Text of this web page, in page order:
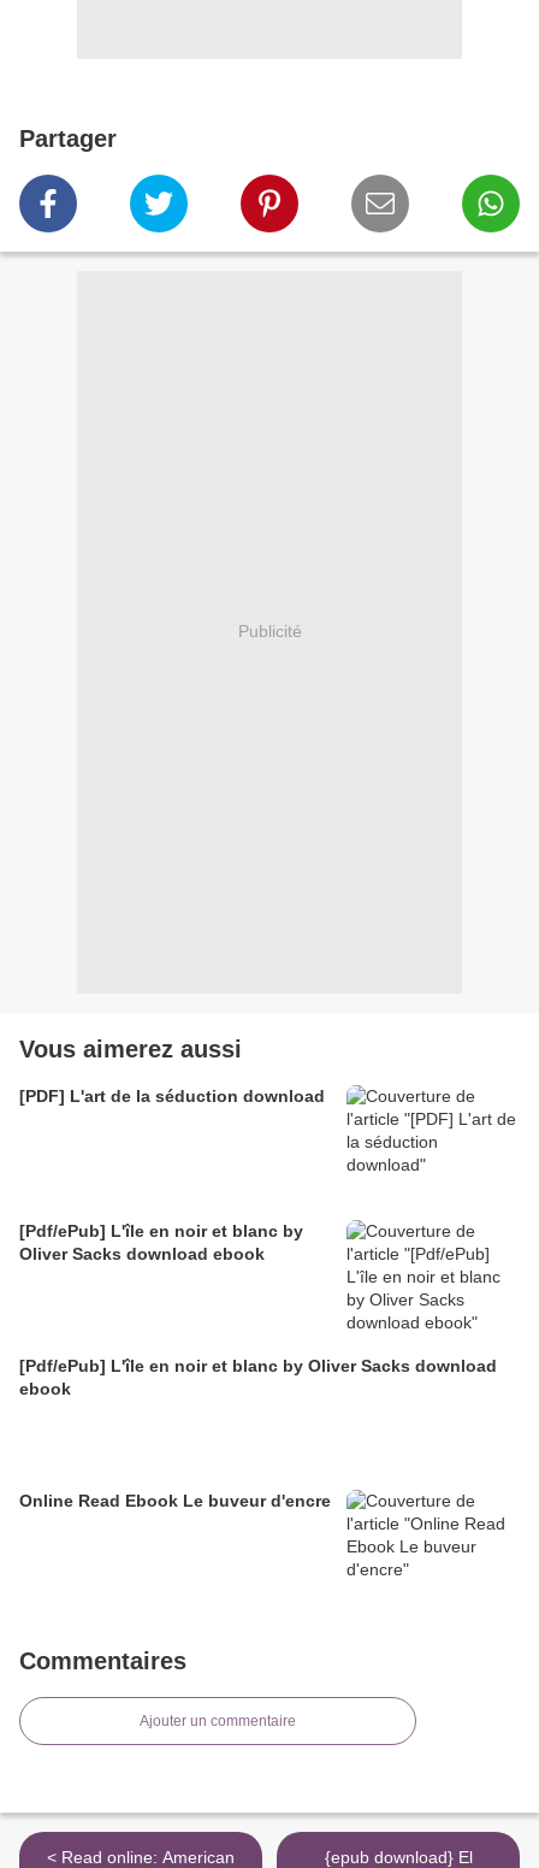
Partager
Publicité
Vous aimerez aussi
[PDF] L'art de la séduction download
[Pdf/ePub] L'île en noir et blanc by
Oliver Sacks download ebook
[Pdf/ePub] L'île en noir et blanc by Oliver Sacks download
ebook
Online Read Ebook Le buveur d'encre
Commentaires
Ajouter un commentaire
< Read online: American
{epub download} El